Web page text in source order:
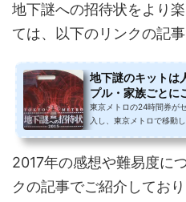
地下謎への招待状をより
ては、以下のリンクの記
地下謎のキットは
プル・家族ごとに
東京メトロの24時間券が
入し、東京メトロで移動
2017年の感想や難易度に
クの記事でご紹介しており